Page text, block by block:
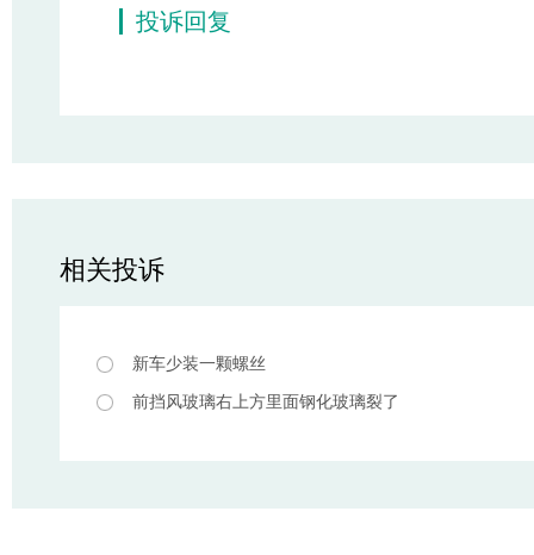
投诉回复
相关投诉
新车少装一颗螺丝
前挡风玻璃右上方里面钢化玻璃裂了